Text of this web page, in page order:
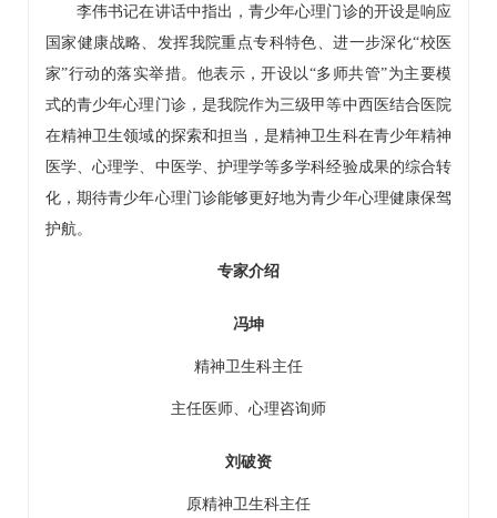
李伟书记在讲话中指出，青少年心理门诊的开设是响应
国家健康战略、发挥我院重点专科特色、进一步深化“校医
家”行动的落实举措。他表示，开设以“多师共管”为主要模
式的青少年心理门诊，是我院作为三级甲等中西医结合医院
在精神卫生领域的探索和担当，是精神卫生科在青少年精神
医学、心理学、中医学、护理学等多学科经验成果的综合转
化，期待青少年心理门诊能够更好地为青少年心理健康保驾
护航。
专家介绍
冯坤
精神卫生科主任
主任医师、心理咨询师
刘破资
原精神卫生科主任